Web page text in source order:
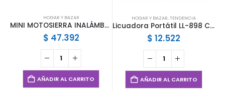
HOGAR Y BAZAR
MINI MOTOSIERRA INALÁMBRICA 6″ PULGADAS 48V A PILAS
$ 47.392
AÑADIR AL CARRITO
HOGAR Y BAZAR,TENDENCIA
Licuadora Portátil LL-898 Crusher Juicer Recargable USB 500ml
$ 12.522
AÑADIR AL CARRITO